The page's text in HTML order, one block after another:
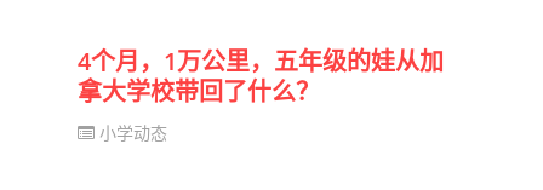
4个月，1万公里，五年级的娃从加
拿大学校带回了什么？
小学动态